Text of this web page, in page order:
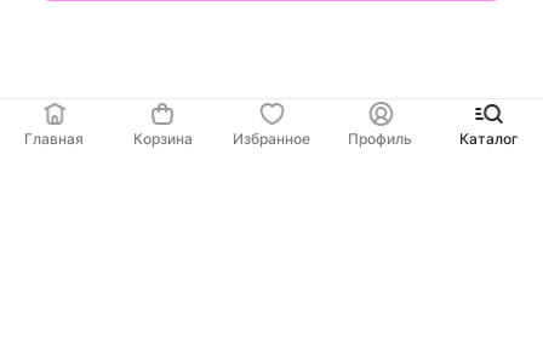
Главная Корзина Избранное Профиль Каталог